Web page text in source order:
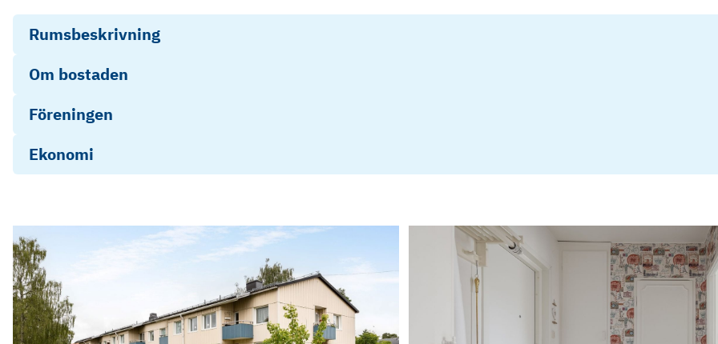
Rumsbeskrivning
Om bostaden
Föreningen
Ekonomi